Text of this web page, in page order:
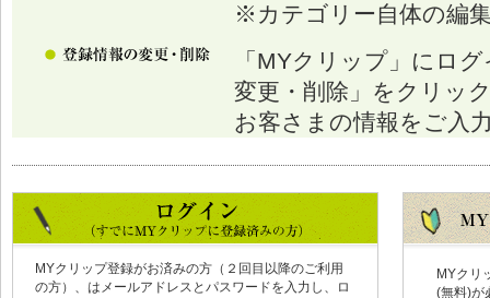
※カテゴリー自体の編
「MYクリップ」にロ
変更・削除」をクリッ
お客さまの情報をご入
MYクリップ登録がお済みの方（２回目以降のご利用
の方）、はメールアドレスとパスワードを入力し、ロ
MYクリ
(無料)が